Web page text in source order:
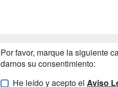
Por favor, marque la siguiente
darnos su consentimiento:
He leído y acepto el Aviso